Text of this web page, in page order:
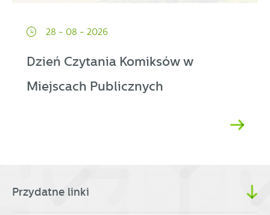
28 - 08 - 2026
Dzień Czytania Komiksów w
Miejscach Publicznych
Przydatne linki